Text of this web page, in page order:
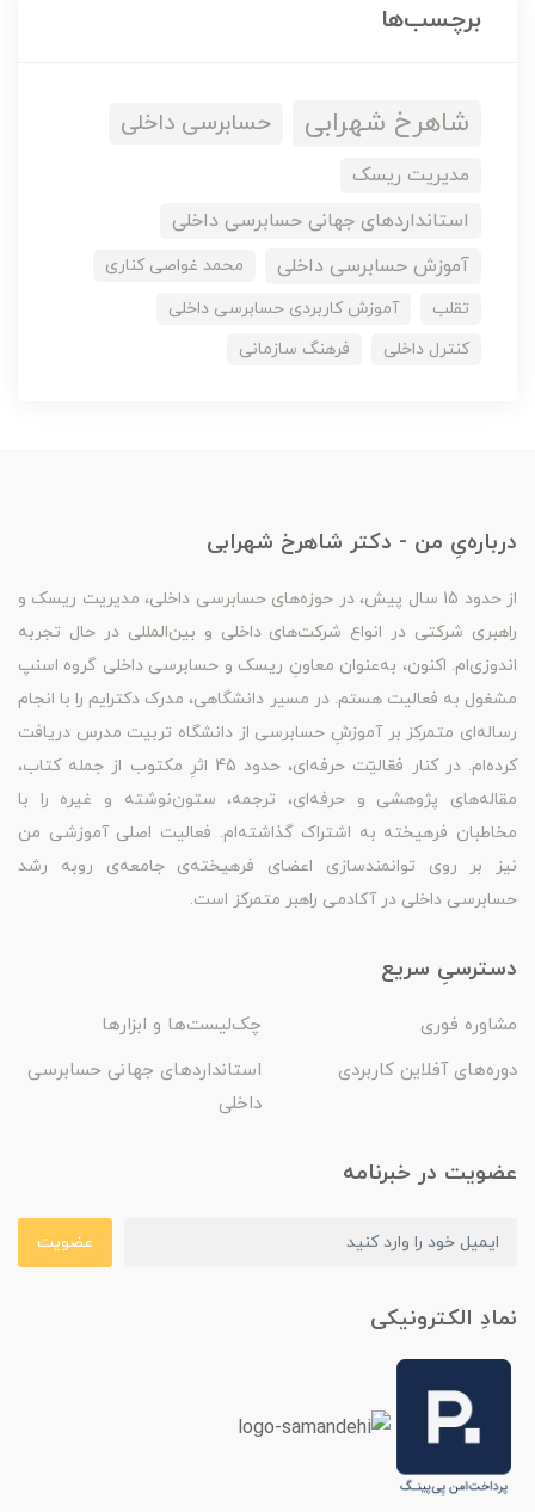
برچسب‌ها
شاهرخ شهرابی حسابرسی داخلی
مدیریت ریسک
استانداردهای جهانی حسابرسی داخلی
آموزش حسابرسی داخلی
محمد غواصی کناری
تقلب
آموزش کاربردی حسابرسی داخلی
کنترل داخلی
فرهنگ سازمانی
درباره‌یِ من - دکتر شاهرخ شهرابی
از حدود 15 سال پیش، در حوزه‌های حسابرسی داخلی، مدیریت ریسک و
راهبری شرکتی در انواع شرکت‌های داخلی و بین‌المللی در حال تجربه
اندوزی‌ام. اکنون، به‌عنوان معاونِ ریسک و حسابرسی داخلی گروه اسنپ
مشغول به فعالیت هستم. در مسیر دانشگاهی، مدرک دکترایم را با انجام
رساله‌ای متمرکز بر آموزشِ حسابرسی از دانشگاه تربیت مدرس دریافت
کرده‌ام. در کنار فعّالیّت حرفه‌ای، حدود 45 اثرِ مکتوب از جمله کتاب،
مقاله‌های پژوهشی و حرفه‌ای، ترجمه، ستون‌نوشته و غیره را با
مخاطبان فرهیخته به اشتراک گذاشته‌ام. فعالیت اصلی آموزشی من
نیز بر روی توانمندسازی اعضای فرهیخته‌ی جامعه‌ی روبه رشد
حسابرسی داخلی در آکادمی راهبر متمرکز است.
دسترسیِ سریع
مشاوره فوری
چک‌لیست‌ها و ابزارها
دوره‌های آفلاین کاربردی
استانداردهای جهانی حسابرسی
داخلی
عضویت در خبرنامه
عضویت
نمادِ الکترونیکی